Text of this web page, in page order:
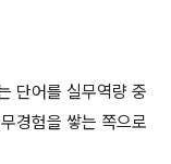
단어를 실무역량 중
경험을 쌓는 쪽으로